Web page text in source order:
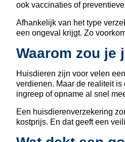
ook vaccinaties of
Afhankelijk van het type
een ongeval krijgt. Zo
Waarom zou je
Huisdieren zijn voor velen
verdienen. Maar de realiteit is
ingreep of opname al snel
Een huisdierenverzekering
kostprijs. En dat geeft een